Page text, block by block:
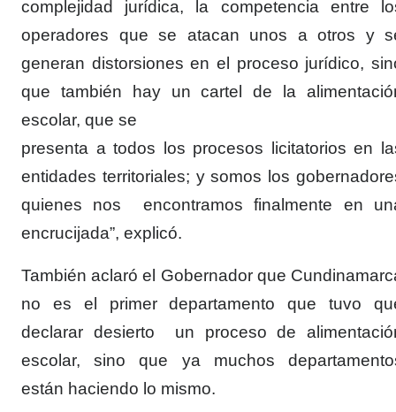
complejidad jurídica, la competencia entre
operadores que se atacan unos a otros y
generan distorsiones en el proceso jurídico,
que también hay un cartel de la
escolar, que se
presenta a todos los procesos licitatorios en
entidades territoriales; y somos los
quienes nos encontramos finalmente en
encrucijada”, explicó.
También aclaró el Gobernador que
no es el primer departamento que tuvo
declarar desierto un proceso de
escolar, sino que ya muchos
están haciendo lo mismo.